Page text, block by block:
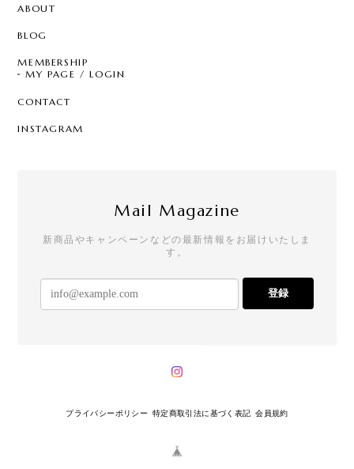
ABOUT
BLOG
MEMBERSHIP
MY PAGE / LOGIN
CONTACT
INSTAGRAM
Mail Magazine
新商品やキャンペーンなどの最新情報をお届けいたしま
す。
登録
プライバシーポリシー 特定商取引法に基づく表記 会員規約